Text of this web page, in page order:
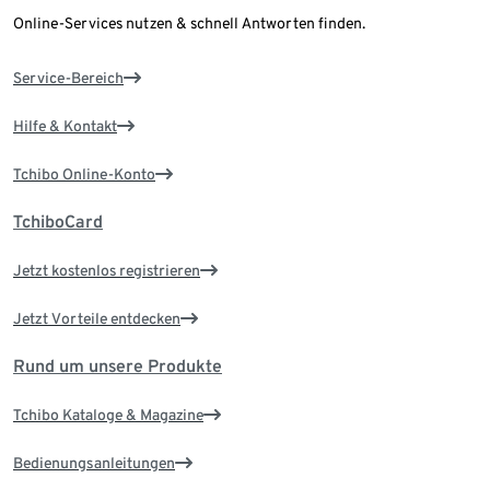
Online-Services nutzen & schnell Antworten finden.
Service-Bereich
Hilfe & Kontakt
Tchibo Online-Konto
TchiboCard
Jetzt kostenlos registrieren
Jetzt Vorteile entdecken
Rund um unsere Produkte
Tchibo Kataloge & Magazine
Bedienungsanleitungen